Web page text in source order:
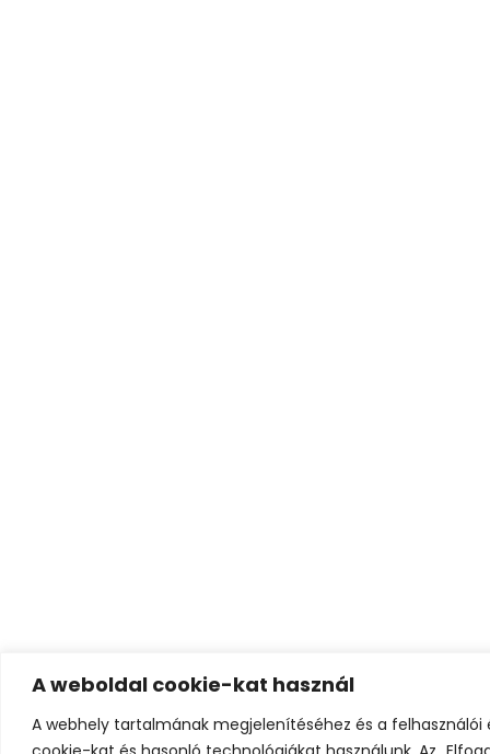
A weboldal cookie-kat használ
A webhely tartalmának megjelenítéséhez és a